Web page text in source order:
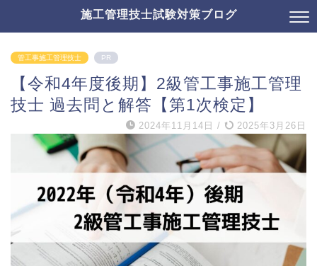
施工管理技士試験対策ブログ
管工事施工管理技士 PR
【令和4年度後期】2級管工事施工管理
技士 過去問と解答【第1次検定】
2024年11月14日 / 2025年3月26日